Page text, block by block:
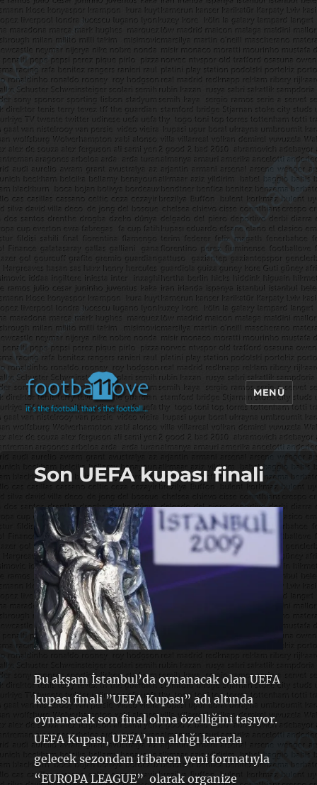
footbaLLove
MENÜ
Son UEFA kupası finali
Bu akşam İstanbul’da oynanacak olan UEFA
kupası finali ”UEFA Kupası” adı altında
oynanacak son final olma özelliğini taşıyor.
UEFA Kupası, UEFA’nın aldığı kararla
gelecek sezondan itibaren yeni formatıyla
“EUROPA LEAGUE” olarak organize